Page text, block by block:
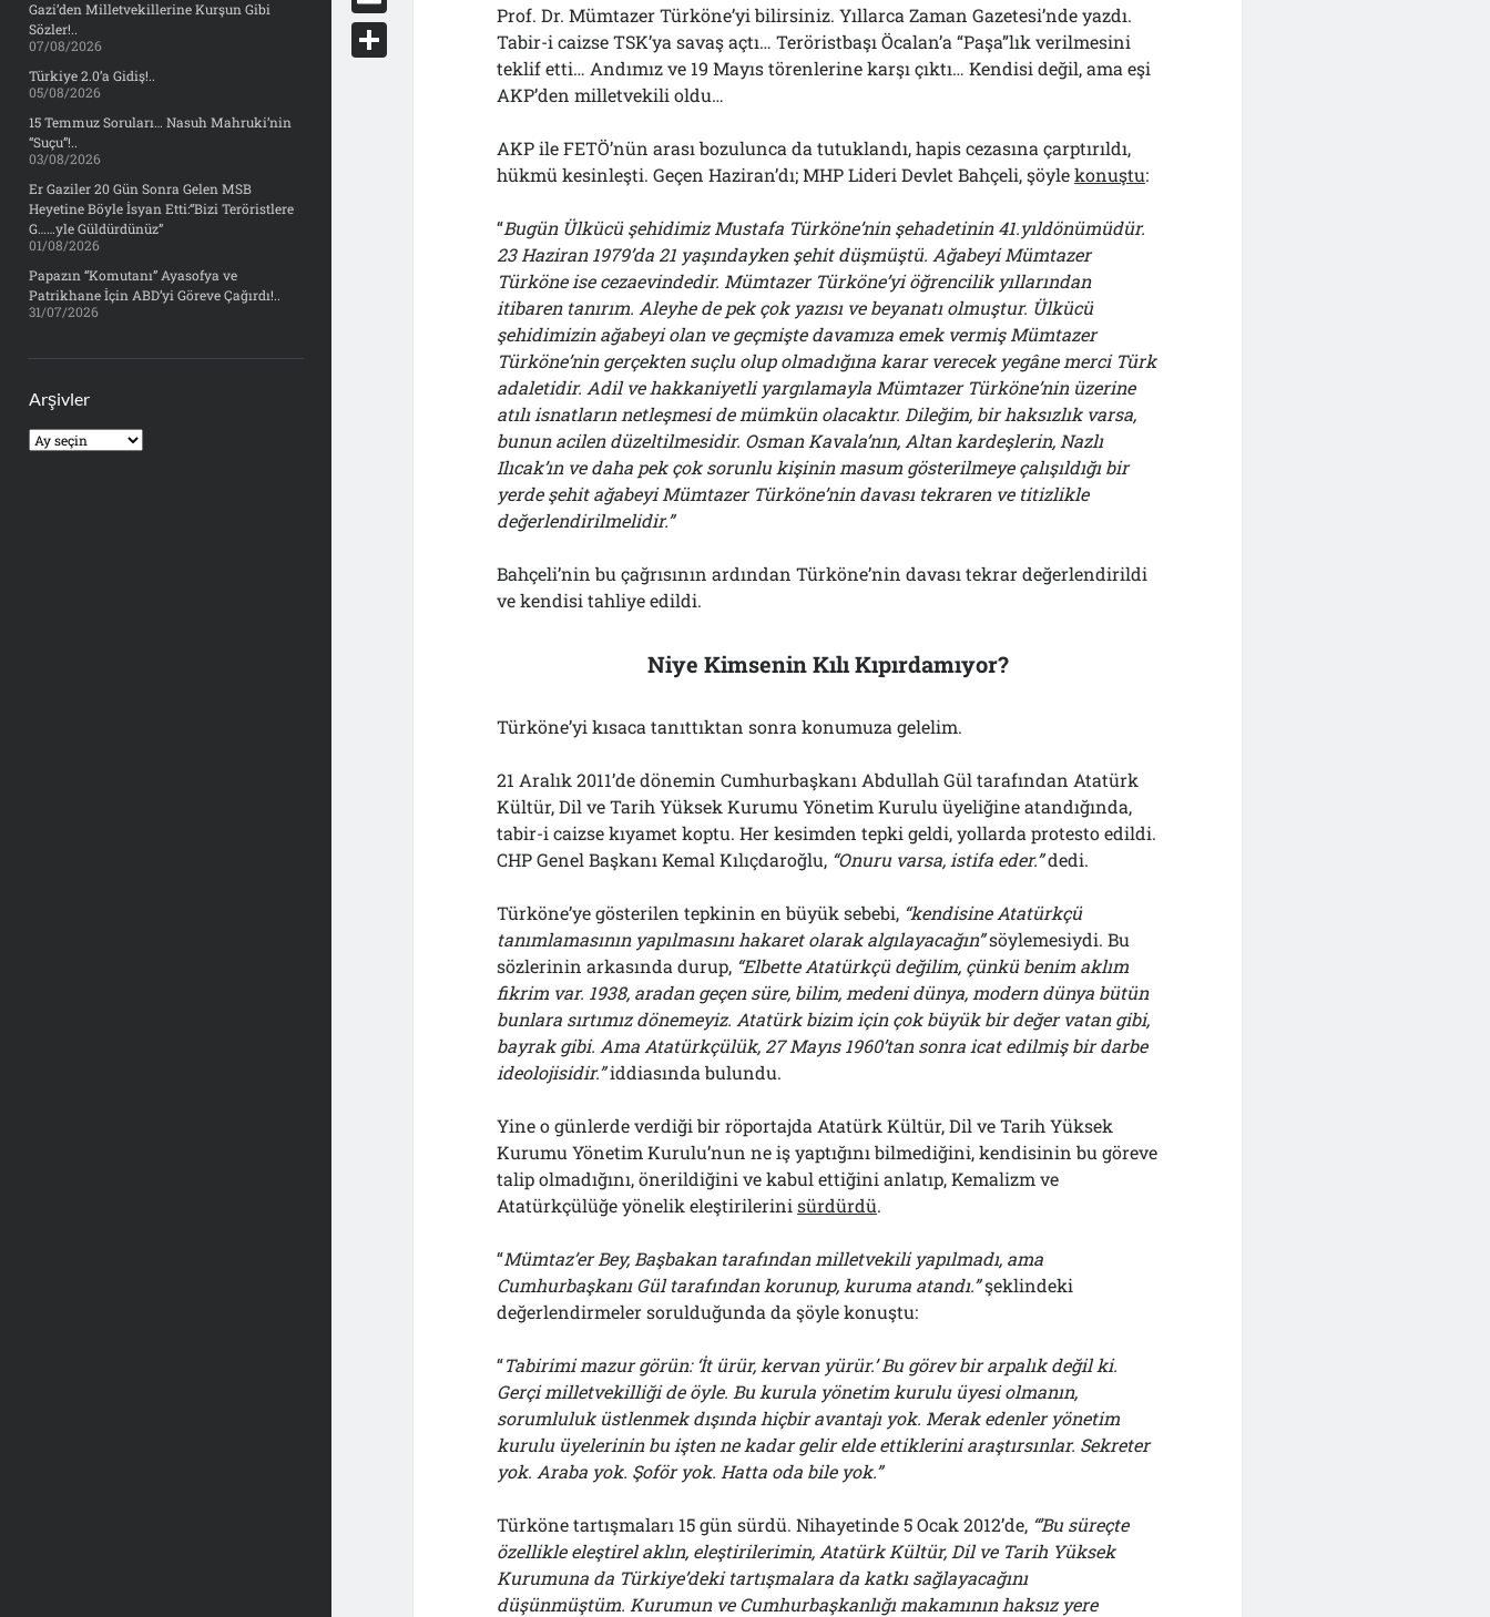
Gazi’den Milletvekillerine Kurşun Gibi
Sözler!..
07/08/2026
Türkiye 2.0’a Gidiş!..
05/08/2026
15 Temmuz Soruları… Nasuh Mahruki’nin
“Suçu”!..
03/08/2026
Er Gaziler 20 Gün Sonra Gelen MSB
Heyetine Böyle İsyan Etti:“Bizi Teröristlere
G……yle Güldürdünüz”
01/08/2026
Papazın “Komutanı” Ayasofya ve
Patrikhane İçin ABD’yi Göreve Çağırdı!..
31/07/2026
Arşivler
Arşivler
Prof. Dr. Mümtazer Türköne’yi bilirsiniz. Yıllarca Zaman Gazetesi’nde yazdı.
Tabir-i caizse TSK’ya savaş açtı… Teröristbaşı Öcalan’a “Paşa”lık verilmesini
teklif etti… Andımız ve 19 Mayıs törenlerine karşı çıktı… Kendisi değil, ama eşi
AKP’den milletvekili oldu…
AKP ile FETÖ’nün arası bozulunca da tutuklandı, hapis cezasına çarptırıldı,
hükmü kesinleşti. Geçen Haziran’dı; MHP Lideri Devlet Bahçeli, şöylekonuştu:
“Bugün Ülkücü şehidimiz Mustafa Türköne’nin şehadetinin 41.yıldönümüdür.
23 Haziran 1979’da 21 yaşındayken şehit düşmüştü. Ağabeyi Mümtazer
Türköne ise cezaevindedir. Mümtazer Türköne’yi öğrencilik yıllarından
itibaren tanırım. Aleyhe de pek çok yazısı ve beyanatı olmuştur. Ülkücü
şehidimizin ağabeyi olan ve geçmişte davamıza emek vermiş Mümtazer
Türköne’nin gerçekten suçlu olup olmadığına karar verecek yegâne merci Türk
adaletidir. Adil ve hakkaniyetli yargılamayla Mümtazer Türköne’nin üzerine
atılı isnatların netleşmesi de mümkün olacaktır. Dileğim, bir haksızlık varsa,
bunun acilen düzeltilmesidir. Osman Kavala’nın, Altan kardeşlerin, Nazlı
Ilıcak’ın ve daha pek çok sorunlu kişinin masum gösterilmeye çalışıldığı bir
yerde şehit ağabeyi Mümtazer Türköne’nin davası tekraren ve titizlikle
değerlendirilmelidir.”
Bahçeli’nin bu çağrısının ardından Türköne’nin davası tekrar değerlendirildi
ve kendisi tahliye edildi.
Niye Kimsenin Kılı Kıpırdamıyor?
Türköne’yi kısaca tanıttıktan sonra konumuza gelelim.
21 Aralık 2011’de dönemin Cumhurbaşkanı Abdullah Gül tarafından Atatürk
Kültür, Dil ve Tarih Yüksek Kurumu Yönetim Kurulu üyeliğine atandığında,
tabir-i caizse kıyamet koptu. Her kesimden tepki geldi, yollarda protesto edildi.
CHP Genel Başkanı Kemal Kılıçdaroğlu, “Onuru varsa, istifa eder.”dedi.
Türköne’ye gösterilen tepkinin en büyük sebebi, “kendisine Atatürkçü
tanımlamasının yapılmasını hakaret olarak algılayacağın”söylemesiydi. Bu
sözlerinin arkasında durup, “Elbette Atatürkçü değilim, çünkü benim aklım
fikrim var. 1938, aradan geçen süre, bilim, medeni dünya, modern dünya bütün
bunlara sırtımız dönemeyiz. Atatürk bizim için çok büyük bir değer vatan gibi,
bayrak gibi. Ama Atatürkçülük, 27 Mayıs 1960’tan sonra icat edilmiş bir darbe
ideolojisidir.”iddiasında bulundu.
Yine o günlerde verdiği bir röportajda Atatürk Kültür, Dil ve Tarih Yüksek
Kurumu Yönetim Kurulu’nun ne iş yaptığını bilmediğini, kendisinin bu göreve
talip olmadığını, önerildiğini ve kabul ettiğini anlatıp, Kemalizm ve
Atatürkçülüğe yönelik eleştirilerinisürdürdü.
“Mümtaz’er Bey, Başbakan tarafından milletvekili yapılmadı, ama
Cumhurbaşkanı Gül tarafından korunup, kuruma atandı.”şeklindeki
değerlendirmeler sorulduğunda da şöyle konuştu:
“Tabirimi mazur görün: ‘İt ürür, kervan yürür.’ Bu görev bir arpalık değil ki.
Gerçi milletvekilliği de öyle. Bu kurula yönetim kurulu üyesi olmanın,
sorumluluk üstlenmek dışında hiçbir avantajı yok. Merak edenler yönetim
kurulu üyelerinin bu işten ne kadar gelir elde ettiklerini araştırsınlar. Sekreter
yok. Araba yok. Şoför yok. Hatta oda bile yok.”
Türköne tartışmaları 15 gün sürdü. Nihayetinde 5 Ocak 2012’de, “’Bu süreçte
özellikle eleştirel aklın, eleştirilerimin, Atatürk Kültür, Dil ve Tarih Yüksek
Kurumuna da Türkiye’deki tartışmalara da katkı sağlayacağını
düşünmüştüm. Kurumun ve Cumhurbaşkanlığı makamının haksız yere
y
db
d
d
o
c
E